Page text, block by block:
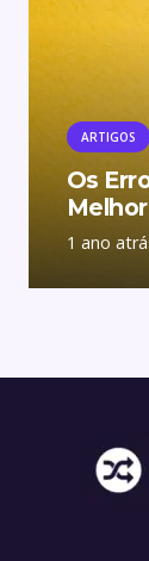
ARTIGOS
Os
1 ano